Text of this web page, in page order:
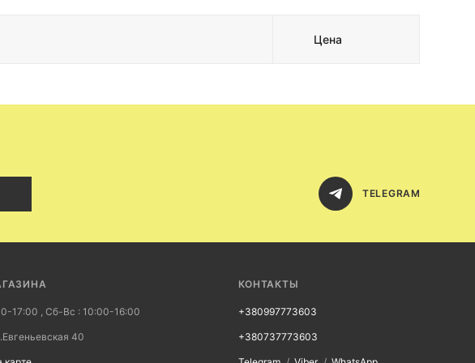
Цена
TELEGRAM
17:00 , Сб-Вс : 10:00-16:00
40
КОНТАКТЫ
+380997773603
+380737773603